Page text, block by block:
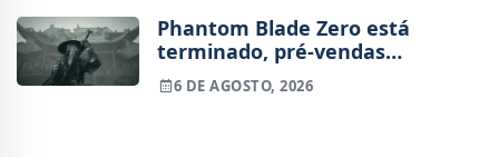
Phantom Blade Zero está
terminado, pré-vendas
começam na próxima semana
6 DE AGOSTO, 2026